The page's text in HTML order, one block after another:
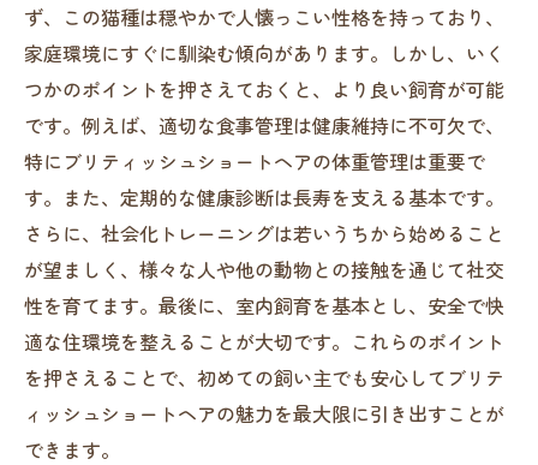
遊びを通じた性格形成のポイント
日々のケアが大切！ブリーダーが推奨するお手
入れテクニック
毎日のブラッシングの重要性と方法
爪切りや耳掃除の基本ステップ
歯の健康を維持するためのケア方法
季節に応じた被毛ケアのポイント
リラックスできる入浴の方法
日常のケアがもたらす信頼関係の強化
ブリティッシュショートヘアと豊かなペットラ
イフを送るためのヒント
ず、この猫種は穏やかで人懐っこい性格を持っており、
家庭環境にすぐに馴染む傾向があります。しかし、いく
つかのポイントを押さえておくと、より良い飼育が可能
です。例えば、適切な食事管理は健康維持に不可欠で、
特にブリティッシュショートヘアの体重管理は重要で
す。また、定期的な健康診断は長寿を支える基本です。
さらに、社会化トレーニングは若いうちから始めること
が望ましく、様々な人や他の動物との接触を通じて社交
性を育てます。最後に、室内飼育を基本とし、安全で快
適な住環境を整えることが大切です。これらのポイント
を押さえることで、初めての飼い主でも安心してブリテ
ィッシュショートヘアの魅力を最大限に引き出すことが
できます。